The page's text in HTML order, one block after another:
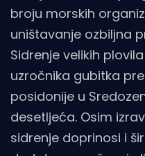
broju morskih
uništavanje ozbiljna
Sidrenje velikih
uzročnika gubitka
posidonije u
desetljeća. Osim
sidrenje doprinosi i